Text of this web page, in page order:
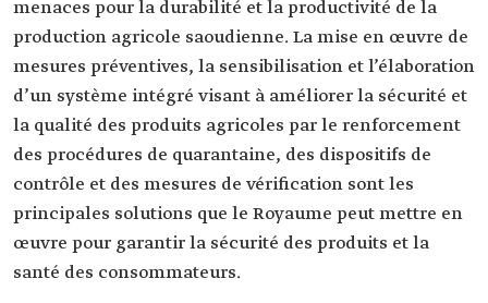
menaces pour la durabilité et la productivité de la
production agricole saoudienne. La mise en œuvre de
mesures préventives, la sensibilisation et l’élaboration
d’un système intégré visant à améliorer la sécurité et
la qualité des produits agricoles par le renforcement
des procédures de quarantaine, des dispositifs de
contrôle et des mesures de vérification sont les
principales solutions que le Royaume peut mettre en
œuvre pour garantir la sécurité des produits et la
santé des consommateurs.